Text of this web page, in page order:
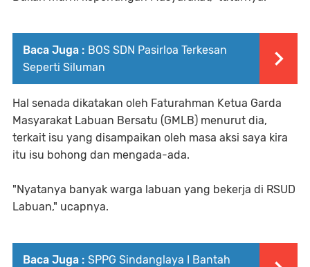
Baca Juga : BOS SDN Pasirloa Terkesan
Seperti Siluman
Hal senada dikatakan oleh Faturahman Ketua Garda
Masyarakat Labuan Bersatu (GMLB) menurut dia,
terkait isu yang disampaikan oleh masa aksi saya kira
itu isu bohong dan mengada-ada.
"Nyatanya banyak warga labuan yang bekerja di RSUD
Labuan," ucapnya.
Baca Juga : SPPG Sindanglaya I Bantah